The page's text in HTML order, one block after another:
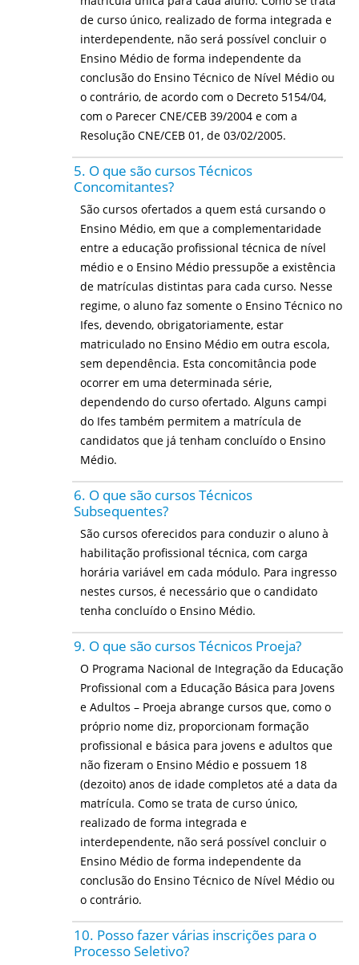
de curso único, realizado de forma integrada e
interdependente, não será possível concluir o
Ensino Médio de forma independente da
conclusão do Ensino Técnico de Nível Médio ou
o contrário, de acordo com o Decreto 5154/04,
com o Parecer CNE/CEB 39/2004 e com a
Resolução CNE/CEB 01, de 03/02/2005.
5. O que são cursos Técnicos
Concomitantes?
São cursos ofertados a quem está cursando o
Ensino Médio, em que a complementaridade
entre a educação profissional técnica de nível
médio e o Ensino Médio pressupõe a existência
de matrículas distintas para cada curso. Nesse
regime, o aluno faz somente o Ensino Técnico no
Ifes, devendo, obrigatoriamente, estar
matriculado no Ensino Médio em outra escola,
sem dependência. Esta concomitância pode
ocorrer em uma determinada série,
dependendo do curso ofertado. Alguns campi
do Ifes também permitem a matrícula de
candidatos que já tenham concluído o Ensino
Médio.
6. O que são cursos Técnicos
Subsequentes?
São cursos oferecidos para conduzir o aluno à
habilitação profissional técnica, com carga
horária variável em cada módulo. Para ingresso
nestes cursos, é necessário que o candidato
tenha concluído o Ensino Médio.
9. O que são cursos Técnicos Proeja?
O Programa Nacional de Integração da Educação
Profissional com a Educação Básica para Jovens
e Adultos – Proeja abrange cursos que, como o
próprio nome diz, proporcionam formação
profissional e básica para jovens e adultos que
não fizeram o Ensino Médio e possuem 18
(dezoito) anos de idade completos até a data da
matrícula. Como se trata de curso único,
realizado de forma integrada e
interdependente, não será possível concluir o
Ensino Médio de forma independente da
conclusão do Ensino Técnico de Nível Médio ou
o contrário.
10. Posso fazer várias inscrições para o
Processo Seletivo?